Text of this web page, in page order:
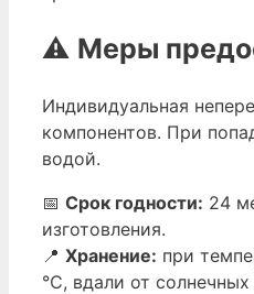
⚠️ Меры
Индивидуальная
компонентов. При
водой.
📅 Срок годности: 24
изготовления.
📍 Хранение: при
℃, вдали от солнечных